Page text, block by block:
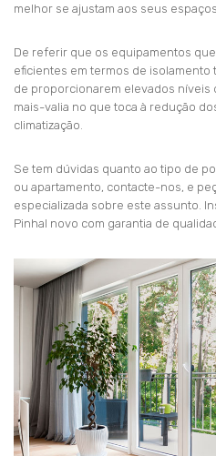
melhor se ajustam aos seus
De referir que os equipamentos
eficientes em termos de isolamento
de proporcionarem elevados níveis
mais-valia no que toca à redução
climatização.
Se tem dúvidas quanto ao tipo de
ou apartamento, contacte-nos, e
especializada sobre este assunto.
Pinhal novo com garantia de